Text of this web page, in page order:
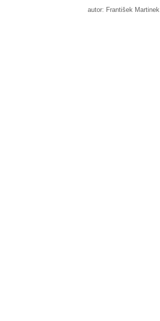
autor: František Martinek